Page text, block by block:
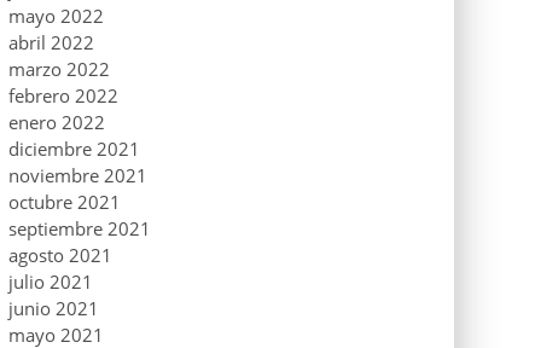
mayo 2022
abril 2022
marzo 2022
febrero 2022
enero 2022
diciembre 2021
noviembre 2021
octubre 2021
septiembre 2021
agosto 2021
julio 2021
junio 2021
mayo 2021